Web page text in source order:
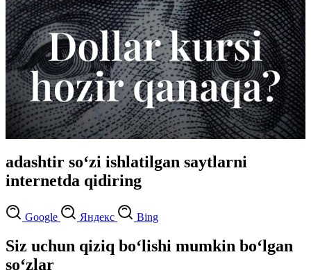
adashtir so‘zi ishlatilgan saytlarni
internetda qidiring
Google Яндекс Bing
Siz uchun qiziq bo‘lishi mumkin bo‘lgan
so‘zlar